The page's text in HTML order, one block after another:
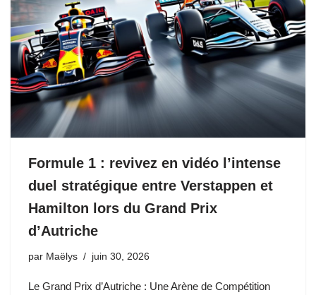
Formule 1 : revivez en vidéo l’intense
duel stratégique entre Verstappen et
Hamilton lors du Grand Prix
d’Autriche
par Maëlys juin 30, 2026
Le Grand Prix d’Autriche : Une Arène de Compétition